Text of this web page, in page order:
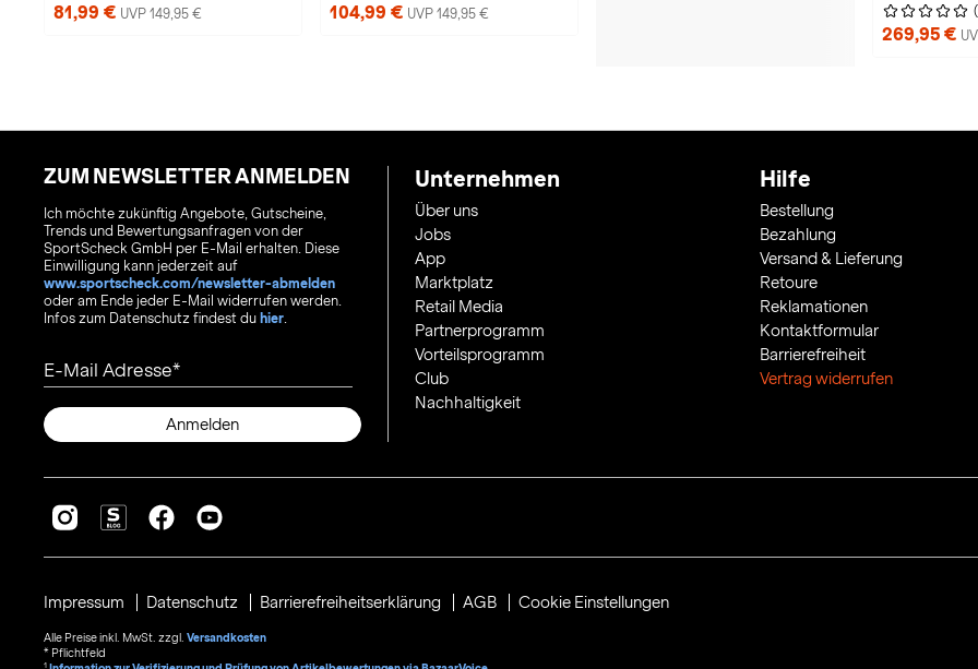
81,99 € UVP 149,95 € 104,99 € UVP 149,95 €
269,95 €
ZUM NEWSLETTER ANMELDEN
Ich möchte zukünftig Angebote, Gutscheine,
Trends und Bewertungsanfragen von der
SportScheck GmbH per E-Mail erhalten. Diese
Einwilligung kann jederzeit auf
www.sportscheck.com/newsletter-abmelden
oder am Ende jeder E-Mail widerrufen werden.
Infos zum Datenschutz findest du hier.
E-Mail Adresse
Anmelden
Unternehmen
Über uns
Jobs
App
Marktplatz
Retail Media
Partnerprogramm
Vorteilsprogramm
Club
Nachhaltigkeit
Hilfe
Bestellung
Bezahlung
Versand & Lieferung
Retoure
Reklamationen
Kontaktformular
Barrierefreiheit
Vertrag widerrufen
Impressum Datenschutz Barrierefreiheitserklärung AGB Cookie Einstellungen
Alle Preise inkl. MwSt. zzgl. Versandkosten
* Pflichtfeld
1